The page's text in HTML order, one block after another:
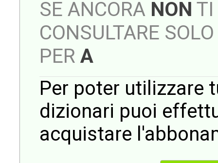
SE ANCORA NON TI
CONSULTARE
PER A
Per poter utilizzare
dizionari puoi
acquistare